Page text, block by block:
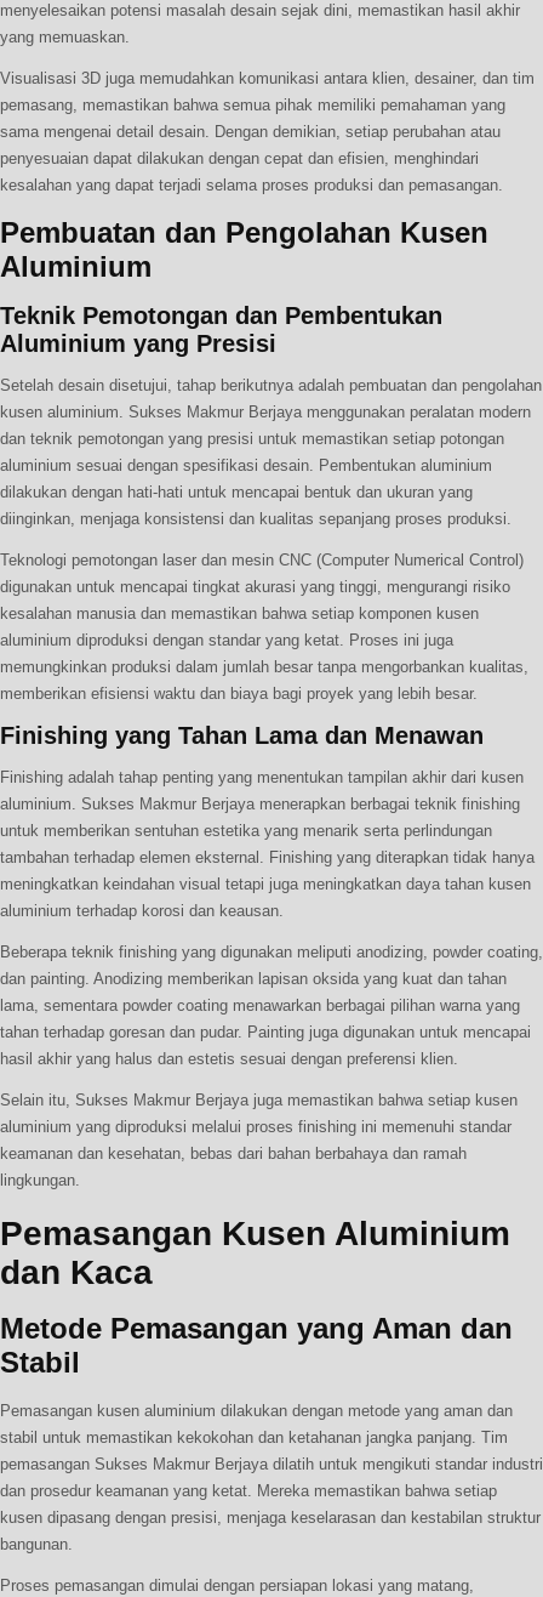
menyelesaikan potensi masalah desain sejak dini, memastikan hasil akhir
yang memuaskan.
Visualisasi 3D juga memudahkan komunikasi antara klien, desainer, dan tim
pemasang, memastikan bahwa semua pihak memiliki pemahaman yang
sama mengenai detail desain. Dengan demikian, setiap perubahan atau
penyesuaian dapat dilakukan dengan cepat dan efisien, menghindari
kesalahan yang dapat terjadi selama proses produksi dan pemasangan.
Pembuatan dan Pengolahan Kusen
Aluminium
Teknik Pemotongan dan Pembentukan
Aluminium yang Presisi
Setelah desain disetujui, tahap berikutnya adalah pembuatan dan pengolahan
kusen aluminium. Sukses Makmur Berjaya menggunakan peralatan modern
dan teknik pemotongan yang presisi untuk memastikan setiap potongan
aluminium sesuai dengan spesifikasi desain. Pembentukan aluminium
dilakukan dengan hati-hati untuk mencapai bentuk dan ukuran yang
diinginkan, menjaga konsistensi dan kualitas sepanjang proses produksi.
Teknologi pemotongan laser dan mesin CNC (Computer Numerical Control)
digunakan untuk mencapai tingkat akurasi yang tinggi, mengurangi risiko
kesalahan manusia dan memastikan bahwa setiap komponen kusen
aluminium diproduksi dengan standar yang ketat. Proses ini juga
memungkinkan produksi dalam jumlah besar tanpa mengorbankan kualitas,
memberikan efisiensi waktu dan biaya bagi proyek yang lebih besar.
Finishing yang Tahan Lama dan Menawan
Finishing adalah tahap penting yang menentukan tampilan akhir dari kusen
aluminium. Sukses Makmur Berjaya menerapkan berbagai teknik finishing
untuk memberikan sentuhan estetika yang menarik serta perlindungan
tambahan terhadap elemen eksternal. Finishing yang diterapkan tidak hanya
meningkatkan keindahan visual tetapi juga meningkatkan daya tahan kusen
aluminium terhadap korosi dan keausan.
Beberapa teknik finishing yang digunakan meliputi anodizing, powder coating,
dan painting. Anodizing memberikan lapisan oksida yang kuat dan tahan
lama, sementara powder coating menawarkan berbagai pilihan warna yang
tahan terhadap goresan dan pudar. Painting juga digunakan untuk mencapai
hasil akhir yang halus dan estetis sesuai dengan preferensi klien.
Selain itu, Sukses Makmur Berjaya juga memastikan bahwa setiap kusen
aluminium yang diproduksi melalui proses finishing ini memenuhi standar
keamanan dan kesehatan, bebas dari bahan berbahaya dan ramah
lingkungan.
Pemasangan Kusen Aluminium
dan Kaca
Metode Pemasangan yang Aman dan
Stabil
Pemasangan kusen aluminium dilakukan dengan metode yang aman dan
stabil untuk memastikan kekokohan dan ketahanan jangka panjang. Tim
pemasangan Sukses Makmur Berjaya dilatih untuk mengikuti standar industri
dan prosedur keamanan yang ketat. Mereka memastikan bahwa setiap
kusen dipasang dengan presisi, menjaga keselarasan dan kestabilan struktur
bangunan.
Proses pemasangan dimulai dengan persiapan lokasi yang matang,